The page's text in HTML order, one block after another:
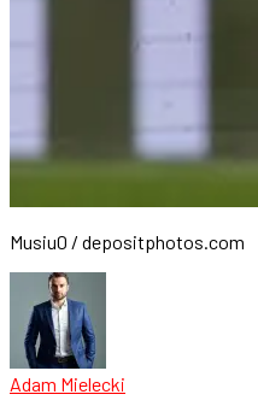
Musiu0 / depositphotos.com
Adam Mielecki